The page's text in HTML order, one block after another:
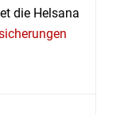
die Helsana